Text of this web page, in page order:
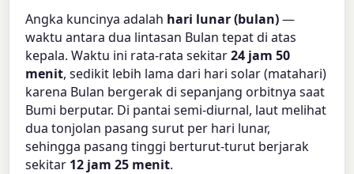
Angka kuncinya adalah hari lunar (bulan)—
waktu antara dua lintasan Bulan tepat di atas
kepala. Waktu ini rata-rata sekitar24 jam 50
menit, sedikit lebih lama dari hari solar (matahari)
karena Bulan bergerak di sepanjang orbitnya saat
Bumi berputar. Di pantai semi-diurnal, laut melihat
dua tonjolan pasang surut per hari lunar,
sehingga pasang tinggi berturut-turut berjarak
sekitar 12 jam 25 menit.